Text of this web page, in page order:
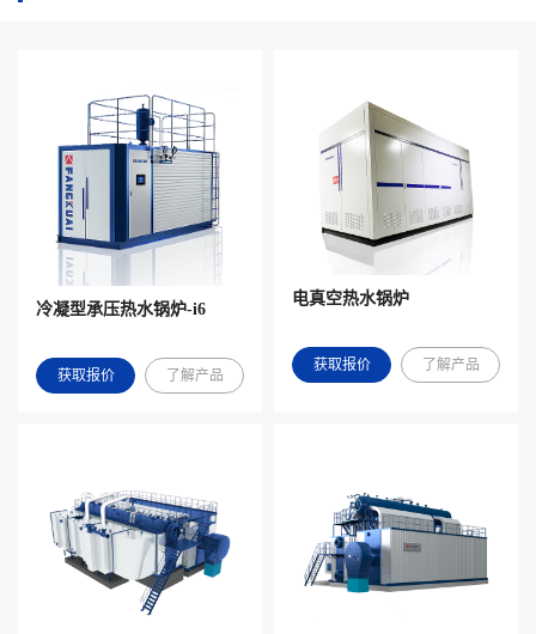
冷凝型承压热水锅炉-i6
获取报价 了解产品
电真空热水锅炉
获取报价 了解产品